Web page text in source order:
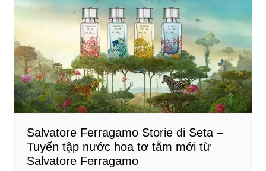
Salvatore Ferragamo Storie di Seta –
Tuyển tập nước hoa tơ tằm mới từ
Salvatore Ferragamo